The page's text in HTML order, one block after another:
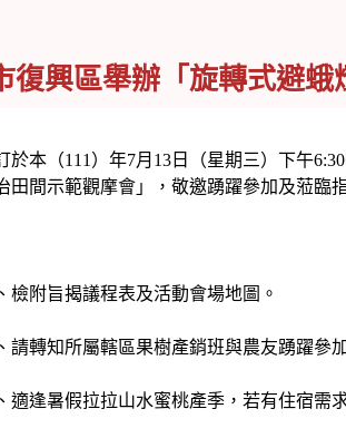
復興區舉辦「旋轉式避蛾
於本（111）年7月13日（星期三）下午
田間示範觀摩會」，敬邀踴躍參加及蒞臨
旨揭議程表及活動會場地圖。
知所屬轄區果樹產銷班與農友踴躍參加
暑假拉拉山水蜜桃產季，若有住宿需求